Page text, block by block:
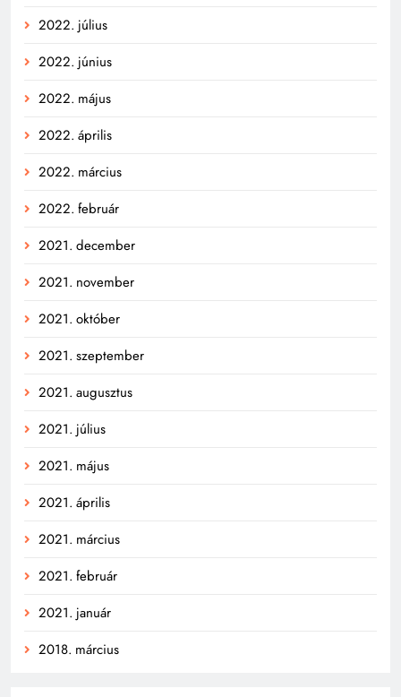
2022. július
2022. június
2022. május
2022. április
2022. március
2022. február
2021. december
2021. november
2021. október
2021. szeptember
2021. augusztus
2021. július
2021. május
2021. április
2021. március
2021. február
2021. január
2018. március